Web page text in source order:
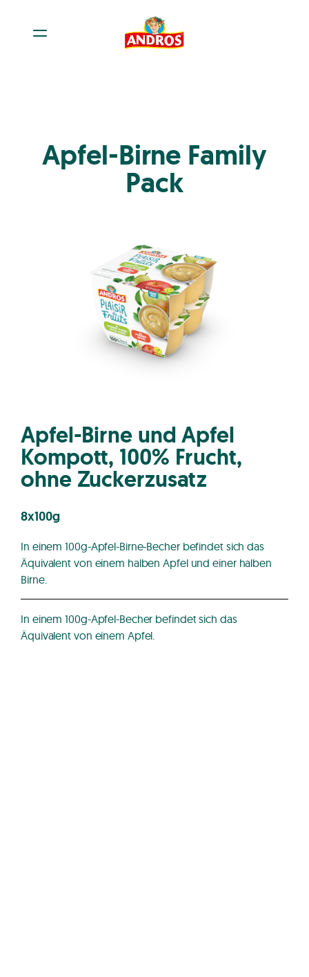
Apfel-Birne Family
Pack
Apfel-Birne und Apfel
Kompott, 100% Frucht,
ohne Zuckerzusatz
8x100g
In einem 100g-Apfel-Birne-Becher befindet sich das
Äquivalent von einem halben Apfel und einer halben
Birne.
In einem 100g-Apfel-Becher befindet sich das
Äquivalent von einem Apfel.